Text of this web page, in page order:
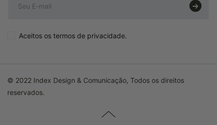
Aceitos os termos de privacidade.
© 2022 Index Design & Comunicação, Todos os direitos
reservados.